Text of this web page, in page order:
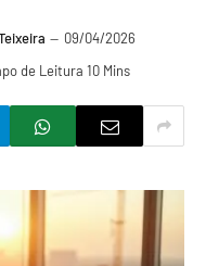
09/04/2026
de Leitura 10 Mins